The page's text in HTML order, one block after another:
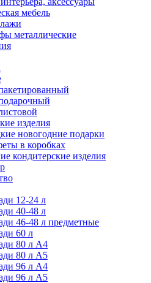
мебель
металлические
изделия
новогодние подарки
в коробках
кондитерские изделия
12-24 л
40-48 л
46-48 л предметные
60 л
80 л А4
80 л А5
96 л А4
96 л А5